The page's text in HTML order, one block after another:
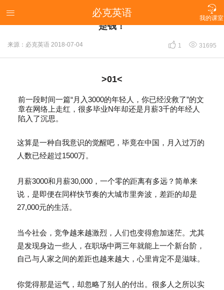

我的课室
 必克英语
【必克学员】月薪3千和月薪3万的人，差的绝不只
是钱！
来源：必克英语 2018-07-04  1  31695
>01<
前一段时间一篇“月入3000的年轻人，你已经没救了”的文
章在网络上走红，很多毕业N年却还是月薪3千的年经人
陷入了沉思。
这算是一种自我意识的觉醒吧，毕竟在中国，月入过万的
人数已经超过1500万。
月薪3000和月薪30,000，一个零的距离有多远？简单来
说，是即便在同样快节奏的大城市里奔波，差距的却是
27,000元的生活。
当今社会，竞争越来越激烈，人们也变得愈加迷茫。尤其
是发现身边一些人，在职场中两三年就能上一个新台阶，
自己与人家之间的差距也越来越大，心里肯定不是滋味。
你觉得那是运气，却忽略了别人的付出。很多人之所以实